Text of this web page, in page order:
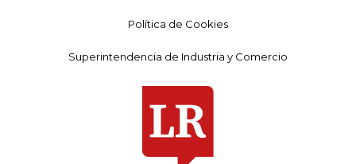
Política de Cookies
Superintendencia de Industria y Comercio